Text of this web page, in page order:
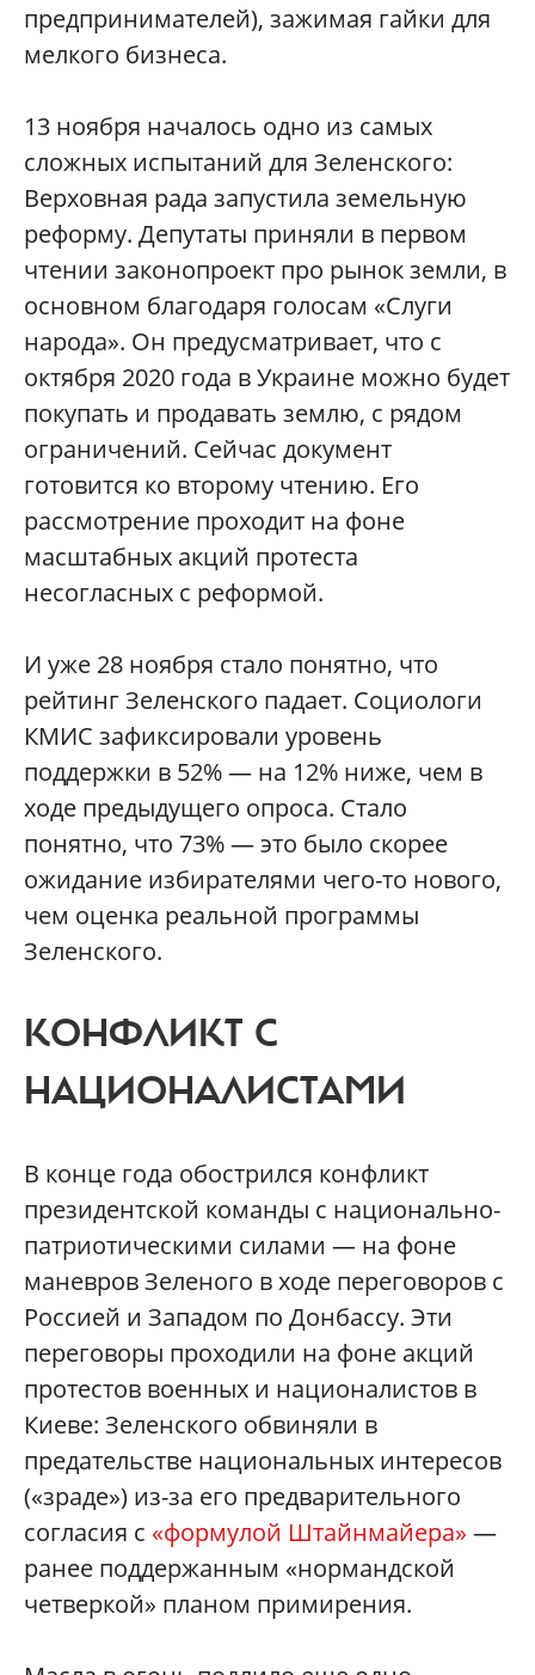
предпринимателей), зажимая гайки для
мелкого бизнеса.
13 ноября началось одно из самых
сложных испытаний для Зеленского:
Верховная рада запустила земельную
реформу. Депутаты приняли в первом
чтении законопроект про рынок земли, в
основном благодаря голосам «Слуги
народа». Он предусматривает, что с
октября 2020 года в Украине можно будет
покупать и продавать землю, с рядом
ограничений. Сейчас документ
готовится ко второму чтению. Его
рассмотрение проходит на фоне
масштабных акций протеста
несогласных с реформой.
И уже 28 ноября стало понятно, что
рейтинг Зеленского падает. Социологи
КМИС зафиксировали уровень
поддержки в 52% — на 12% ниже, чем в
ходе предыдущего опроса. Стало
понятно, что 73% — это было скорее
ожидание избирателями чего-то нового,
чем оценка реальной программы
Зеленского.
КОНФЛИКТ С
НАЦИОНАЛИСТАМИ
В конце года обострился конфликт
президентской команды с национально-
патриотическими силами — на фоне
маневров Зеленого в ходе переговоров с
Россией и Западом по Донбассу. Эти
переговоры проходили на фоне акций
протестов военных и националистов в
Киеве: Зеленского обвиняли в
предательстве национальных интересов
(«зраде») из-за его предварительного
согласия с «формулой Штайнмайера» —
ранее поддержанным «нормандской
четверкой» планом примирения.